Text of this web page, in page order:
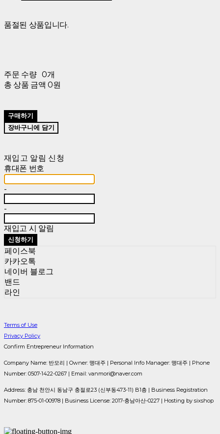
품절된 상품입니다.
주문 수량 0개
총 상품 금액 0원
구매하기
장바구니에 담기
재입고 알림 신청
휴대폰 번호
-
-
재입고 시 알림
신청하기
페이스북
카카오톡
네이버 블로그
밴드
라인
Terms of Use
Privacy Policy
Confirm Entrepreneur Information
Company Name: 반모리 | Owner: 맹대주 | Personal Info Manager: 맹대주 | Phone
Number: 0507-1422-0267 | Email: vanmori@naver.com
Address: 충남 천안시 동남구 충절로23 (신부동473-11) B1층 | Business Registration
Number: 875-01-00978 | Business License: 2017-충남아산-0227 | Hosting by sixshop